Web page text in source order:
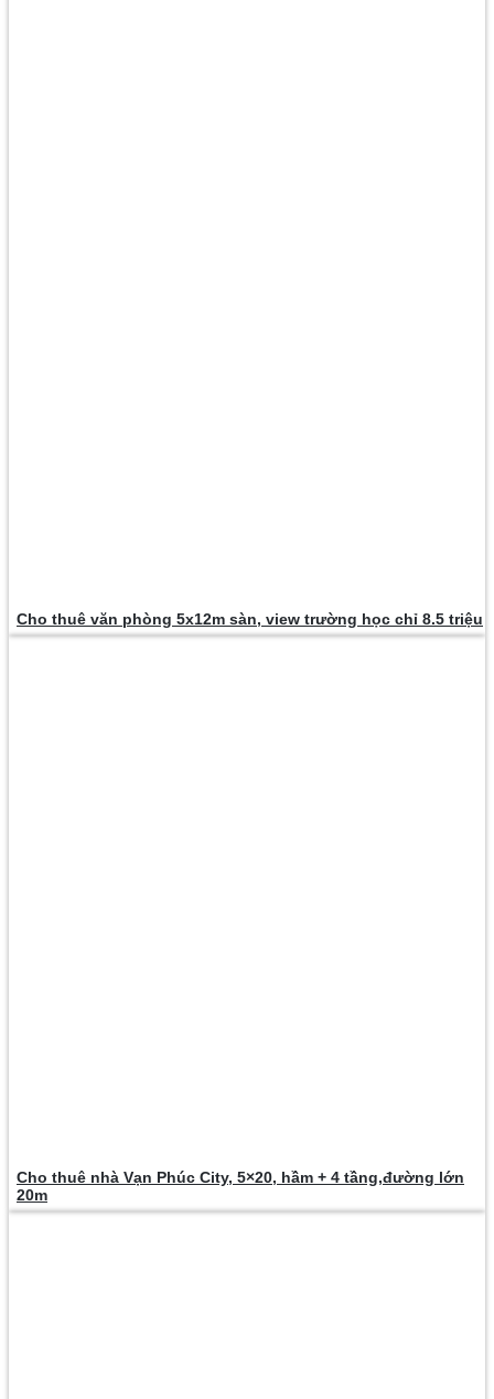
Cho thuê văn phòng 5x12m sàn, view trường học chỉ 8.5 triệu
Cho thuê nhà Vạn Phúc City, 5×20, hầm + 4 tầng,đường lớn
20m